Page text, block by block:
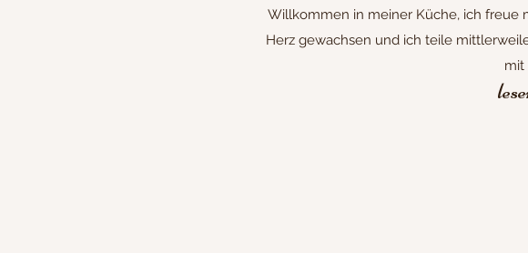
Willkommen in meiner Küche, ich freue
Herz gewachsen und ich teile
mit